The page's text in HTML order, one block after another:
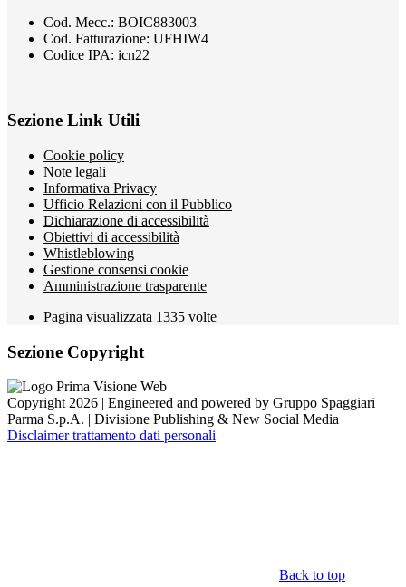
Cod. Mecc.: BOIC883003
Cod. Fatturazione: UFHIW4
Codice IPA: icn22
Sezione Link Utili
Cookie policy
Note legali
Informativa Privacy
Ufficio Relazioni con il Pubblico
Dichiarazione di accessibilità
Obiettivi di accessibilità
Whistleblowing
Gestione consensi cookie
Amministrazione trasparente
Pagina visualizzata 1335 volte
Sezione Copyright
Copyright 2026 | Engineered and powered by Gruppo Spaggiari
Parma S.p.A. | Divisione Publishing & New Social Media
Disclaimer trattamento dati personali
Back to top